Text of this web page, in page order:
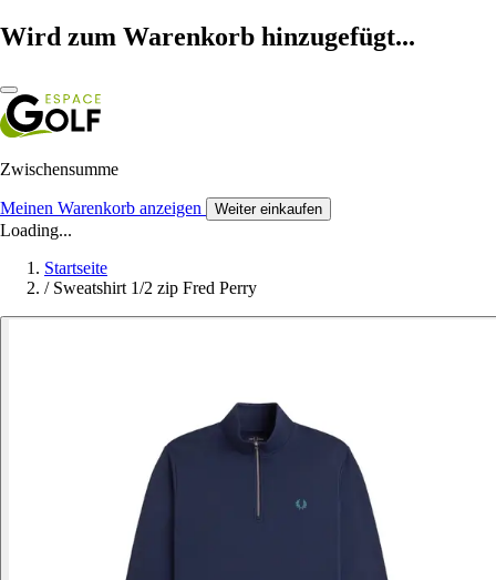
Wird zum Warenkorb hinzugefügt...
Zwischensumme
Meinen Warenkorb anzeigen Weiter einkaufen
Loading...
Startseite
/ Sweatshirt 1/2 zip Fred Perry